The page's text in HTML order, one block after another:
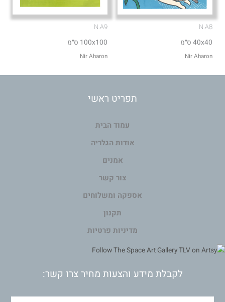
N.A8
40x40 ס״מ
Nir Aharon
N.A9
100x100 ס״מ
Nir Aharon
תפריט ראשי
עמוד הבית
אודות הגלריה
אמנים
צור קשר
אספקה ומשלוחים
תקנון
מדיניות פרטיות
לקבלת מידע והצעות מחיר צרו קשר: